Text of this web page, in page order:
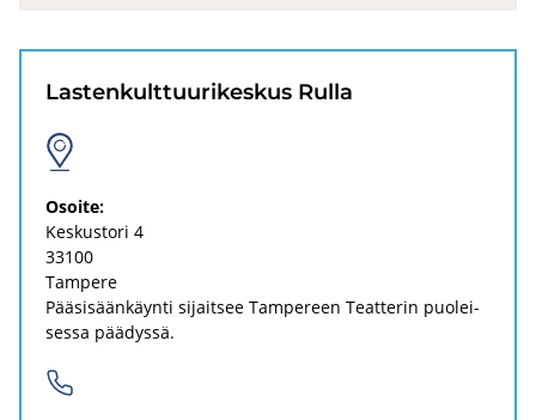
Las­ten­kult­tuu­ri­kes­kus Rulla
Osoi­te:
Kes­kus­to­ri 4
33100
Tam­pe­re
Pää­si­sään­käyn­ti si­jait­see Tam­pe­reen Teat­te­rin puo­lei­
ses­sa pää­dys­sä.